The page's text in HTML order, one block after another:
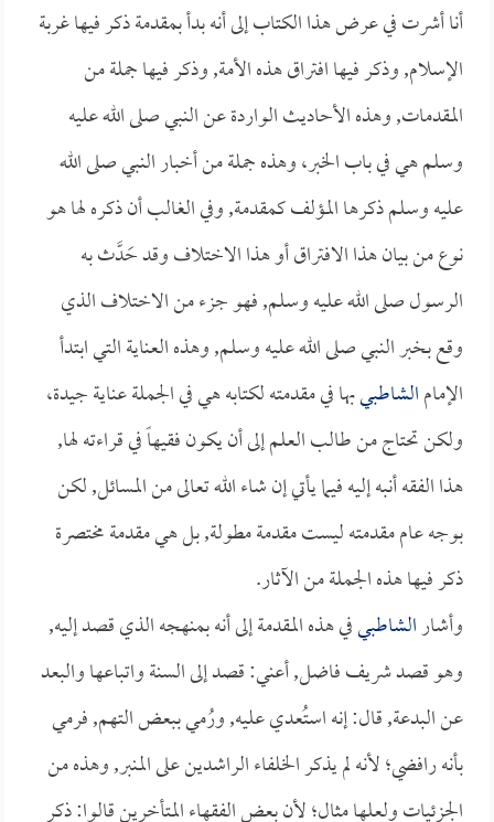
أنا أشرت في عرض هذا الكتاب إلى أنه بدأ بمقدمة ذكر فيها غربة
الإسلام, وذكر فيها افتراق هذه الأمة, وذكر فيها جملة من
المقدمات, وهذه الأحاديث الواردة عن النبي صلى الله عليه
وسلم هي في باب الخبر، وهذه جملة من أخبار النبي صلى الله
عليه وسلم ذكرها المؤلف كمقدمة, وفي الغالب أن ذكره لها هو
نوع من بيان هذا الافتراق أو هذا الاختلاف وقد حَدَّث به
الرسول صلى الله عليه وسلم, فهو جزء من الاختلاف الذي
وقع بخبر النبي صلى الله عليه وسلم, وهذه العناية التي ابتدأ
الإمامالشاطبيبها في مقدمته لكتابه هي في الجملة عناية جيدة،
ولكن تحتاج من طالب العلم إلى أن يكون فقيهاً في قراءته لها,
هذا الفقه أنبه إليه فيما يأتي إن شاء الله تعالى من المسائل, لكن
بوجه عام مقدمته ليست مقدمة مطولة, بل هي مقدمة مختصرة
ذكر فيها هذه الجملة من الآثار.
وأشارالشاطبيفي هذه المقدمة إلى أنه بمنهجه الذي قصد إليه,
وهو قصد شريف فاضل, أعني: قصد إلى السنة واتباعها والبعد
عن البدعة, قال: إنه استُعدي عليه, ورُمي ببعض التهم, فرمي
بأنه رافضي؛ لأنه لم يذكر الخلفاء الراشدين على المنبر, وهذه من
الجزئيات ولعلها مثال؛ لأن بعض الفقهاء المتأخرين قالوا: ذكر